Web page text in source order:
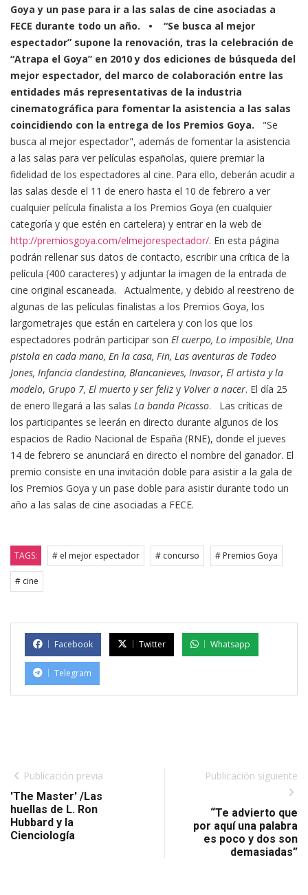
Goya y un pase para ir a las salas de cine asociadas a
FECE durante todo un año.
• “Se busca al mejor
espectador” supone la renovación, tras la celebración de
“Atrapa el Goya” en 2010 y dos ediciones de búsqueda del
mejor espectador, del marco de colaboración entre las
entidades más representativas de la industria
cinematográfica para fomentar la asistencia a las salas
coincidiendo con la entrega de los Premios Goya. "Se
busca al mejor espectador", además de fomentar la asistencia
a las salas para ver películas españolas, quiere premiar la
fidelidad de los espectadores al cine. Para ello, deberán acudir a
las salas desde el 11 de enero hasta el 10 de febrero a ver
cualquier película finalista a los Premios Goya (en cualquier
categoría y que estén en cartelera) y entrar en la web de
http://premiosgoya.com/elmejorespectador/. En esta página
podrán rellenar sus datos de contacto, escribir una crítica de la
película (400 caracteres) y adjuntar la imagen de la entrada de
cine original escaneada. Actualmente, y debido al reestreno de
algunas de las películas finalistas a los Premios Goya, los
largometrajes que están en cartelera y con los que los
espectadores podrán participar son El cuerpo, Lo imposible, Una
pistola en cada mano, En la casa, Fin, Las aventuras de Tadeo
Jones, Infancia clandestina, Blancanieves, Invasor, El artista y la
modelo, Grupo 7, El muerto y ser feliz y Volver a nacer. El día 25
de enero llegará a las salas La banda Picasso. Las críticas de
los participantes se leerán en directo durante algunos de los
espacios de Radio Nacional de España (RNE), donde el jueves
14 de febrero se anunciará en directo el nombre del ganador. El
premio consiste en una invitación doble para asistir a la gala de
los Premios Goya y un pase doble para asistir durante todo un
año a las salas de cine asociadas a FECE.
TAGS: # el mejor espectador # concurso # Premios Goya
# cine
Facebook Twitter Whatsapp
Telegram
Publicación previa
'The Master' /Las
huellas de L. Ron
Hubbard y la
Cienciología
Publicación siguiente
“Te advierto que
por aquí una palabra
es poco y dos son
demasiadas”